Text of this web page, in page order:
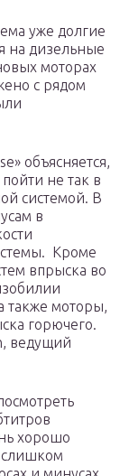
уже долгие
на дизельные
моторах
с рядом
объясняется,
не так в
системой. В
в
Кроме
впрыска во
также моторы,
горючего.
ведущий
хорошо
слишком